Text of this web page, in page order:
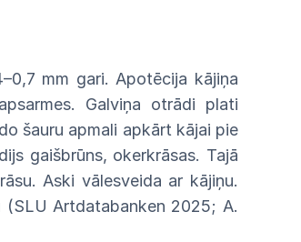
mm gari. Apotēcija kājiņa
Galviņa otrādi plati
šauru apmali apkārt kājai pie
gaišbrūns, okerkrāsas. Tajā
Aski vālesveida ar kājiņu.
(SLU Artdatabanken 2025; A.